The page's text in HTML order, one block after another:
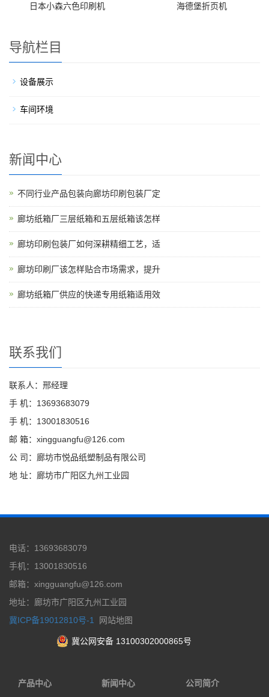
日本小森六色印刷机 海德堡折页机
导航栏目
设备展示
车间环境
新闻中心
不同行业产品包装向廊坊印刷包装厂定
廊坊纸箱厂三层纸箱和五层纸箱该怎样
廊坊印刷包装厂如何深耕精细工艺，适
廊坊印刷厂该怎样贴合市场需求，提升
廊坊纸箱厂供应的快递专用纸箱适用效
联系我们
联系人：邢经理
手 机：13693683079
手 机：13001830516
邮 箱：xingguangfu@126.com
公 司：廊坊市悦品纸塑制品有限公司
地 址：廊坊市广阳区九州工业园
电话：13693683079
手机：13001830516
邮箱：xingguangfu@126.com
地址：廊坊市广阳区九州工业园
冀ICP备19012810号-1
网站地图
冀公网安备 13100302000865号
产品中心
新闻中心
公司简介